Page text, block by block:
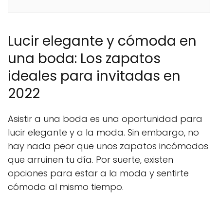
Lucir elegante y cómoda en
una boda: Los zapatos
ideales para invitadas en
2022
Asistir a una boda es una oportunidad para
lucir elegante y a la moda. Sin embargo, no
hay nada peor que unos zapatos incómodos
que arruinen tu día. Por suerte, existen
opciones para estar a la moda y sentirte
cómoda al mismo tiempo.